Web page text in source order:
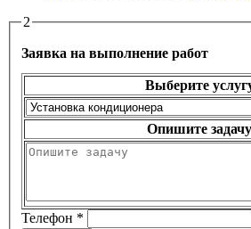
2
Заявка на выполнение работ
Выберите
Опишите задачу
Телефон *